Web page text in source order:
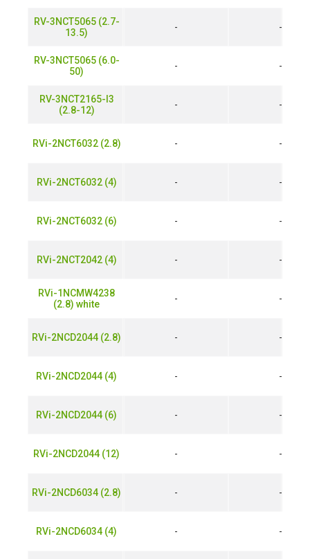
RV-3NCT5065 (2.7-
13.5)
RV-3NCT5065 (6.0-
50)
RV-3NCT2165-I3
(2.8-12)
RVi-2NCT6032 (2.8)
RVi-2NCT6032 (4)
RVi-2NCT6032 (6)
RVi-2NCT2042 (4)
RVi-1NCMW4238
(2.8) white
RVi-2NCD2044 (2.8)
RVi-2NCD2044 (4)
RVi-2NCD2044 (6)
RVi-2NCD2044 (12)
RVi-2NCD6034 (2.8)
RVi-2NCD6034 (4)
- -
- -
- -
- -
- -
- -
- -
- -
- -
- -
- -
- -
- -
- -